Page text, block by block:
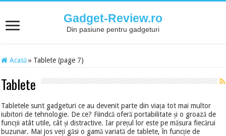
Gadget-Review.ro
Din pasiune pentru gadgeturi
Acasă » Tablete (page 7)
Tablete
Tabletele sunt gadgeturi ce au devenit parte din viața tot mai multor
iubitori de tehnologie. De ce? Fiindcă oferă portabilitate și o groază de
funcții atât utile, cât și distractive. Iar prețul lor este pe măsura fiecărui
buzunar. Mai jos veți găsi o gamă variată de tablete, în funcție de